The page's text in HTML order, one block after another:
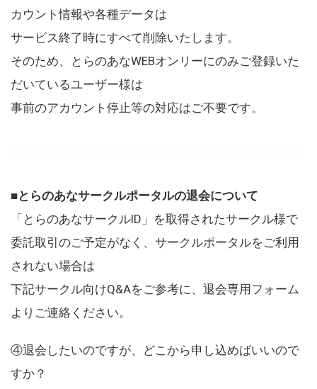
カウント情報や各種データは
サービス終了時にすべて削除いたします。
そのため、とらのあなWEBオンリーにのみご登録いた
だいているユーザー様は
事前のアカウント停止等の対応はご不要です。
■とらのあなサークルポータルの退会について
「とらのあなサークルID」を取得されたサークル様で
委託取引のご予定がなく、サークルポータルをご利用
されない場合は
下記サークル向けQ&Aをご参考に、退会専用フォーム
よりご連絡ください。
④退会したいのですが、どこから申し込めばいいので
すか？